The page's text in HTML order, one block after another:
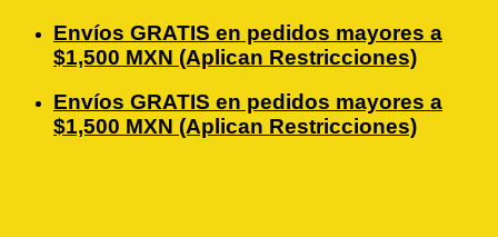
Saltar
contenido
Envíos GRATIS en pedidos mayores a
$1,500 MXN (Aplican Restricciones)
Envíos GRATIS en pedidos mayores a
$1,500 MXN (Aplican Restricciones)